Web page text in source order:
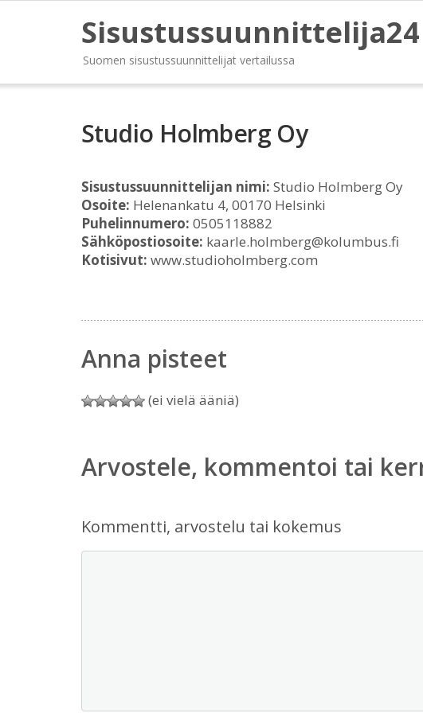
Sisustussuunnittelija24
Suomen sisustussuunnittelijat vertailussa
Studio Holmberg Oy
Sisustussuunnittelijan nimi: Studio Holmberg Oy
Osoite: Helenankatu 4, 00170 Helsinki
Puhelinnumero: 0505118882
Sähköpostiosoite: kaarle.holmberg@kolumbus.fi
Kotisivut: www.studioholmberg.com
Anna pisteet
(ei vielä ääniä)
Arvostele, kommentoi tai
Kommentti, arvostelu tai kokemus